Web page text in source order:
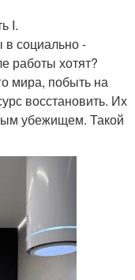
I.
в социально -
работы хотят?
мира, побыть на
восстановить. Их
убежищем. Такой